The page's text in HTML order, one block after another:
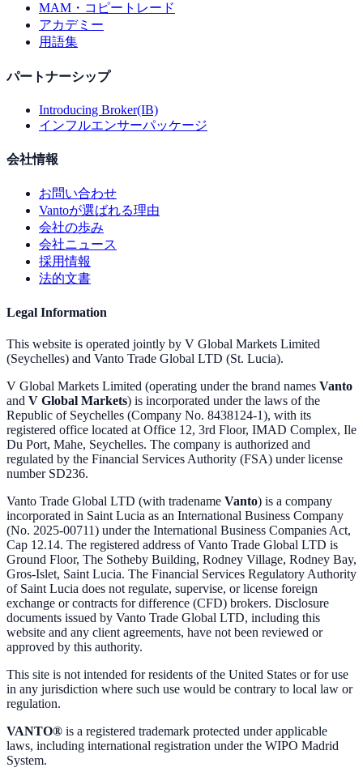
MAM・コピートレード
アカデミー
用語集
パートナーシップ
Introducing Broker(IB)
インフルエンサーパッケージ
会社情報
お問い合わせ
Vantoが選ばれる理由
会社の歩み
会社ニュース
採用情報
法的文書
Legal Information
This website is operated jointly by V Global Markets Limited
(Seychelles) and Vanto Trade Global LTD (St. Lucia).
V Global Markets Limited (operating under the brand names Vanto
and V Global Markets) is incorporated under the laws of the
Republic of Seychelles (Company No. 8438124-1), with its
registered office located at Office 12, 3rd Floor, IMAD Complex, Ile
Du Port, Mahe, Seychelles. The company is authorized and
regulated by the Financial Services Authority (FSA) under license
number SD236.
Vanto Trade Global LTD (with tradename Vanto) is a company
incorporated in Saint Lucia as an International Business Company
(No. 2025-00711) under the International Business Companies Act,
Cap 12.14. The registered address of Vanto Trade Global LTD is
Ground Floor, The Sotheby Building, Rodney Village, Rodney Bay,
Gros-Islet, Saint Lucia. The Financial Services Regulatory Authority
of Saint Lucia does not regulate, supervise, or license foreign
exchange or contracts for difference (CFD) brokers. Disclosure
documents issued by Vanto Trade Global LTD, including this
website and any client agreements, have not been reviewed or
approved by this authority.
This site is not intended for residents of the United States or for use
in any jurisdiction where such use would be contrary to local law or
regulation.
VANTO® is a registered trademark protected under applicable
laws, including international registration under the WIPO Madrid
System.